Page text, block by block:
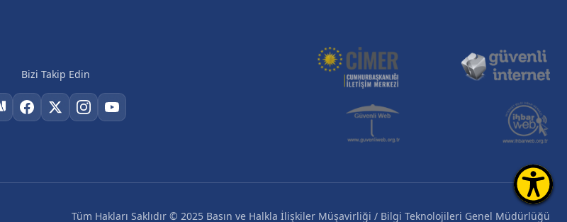
Bizi Takip Edin
Tüm Hakları Saklıdır © 2025 Basın ve Halkla İlişkiler Müşavirliği / Bilgi Teknolojileri Genel Müdürlüğü